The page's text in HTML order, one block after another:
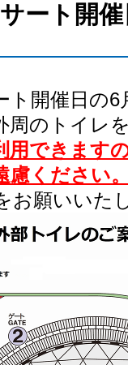
ート開
ト開催日の6
周のトイレ
用できます
慮ください
お願いいた